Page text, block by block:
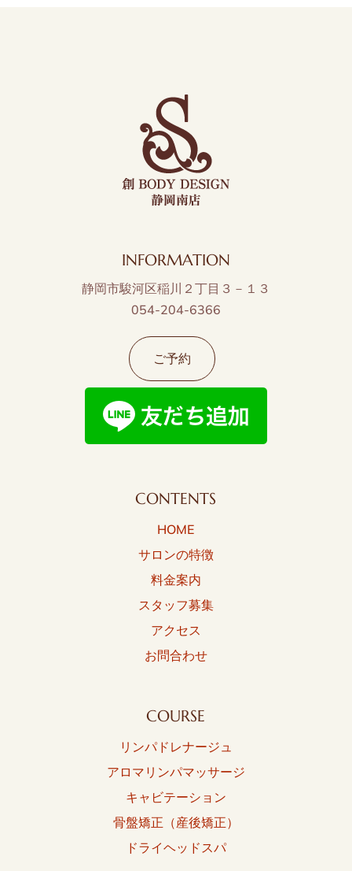
INFORMATION
静岡市駿河区稲川２丁目３－１３
054-204-6366
ご予約
CONTENTS
HOME
サロンの特徴
料金案内
スタッフ募集
アクセス
お問合わせ
COURSE
リンパドレナージュ
アロマリンパマッサージ
キャビテーション
骨盤矯正（産後矯正）
ドライヘッドスパ